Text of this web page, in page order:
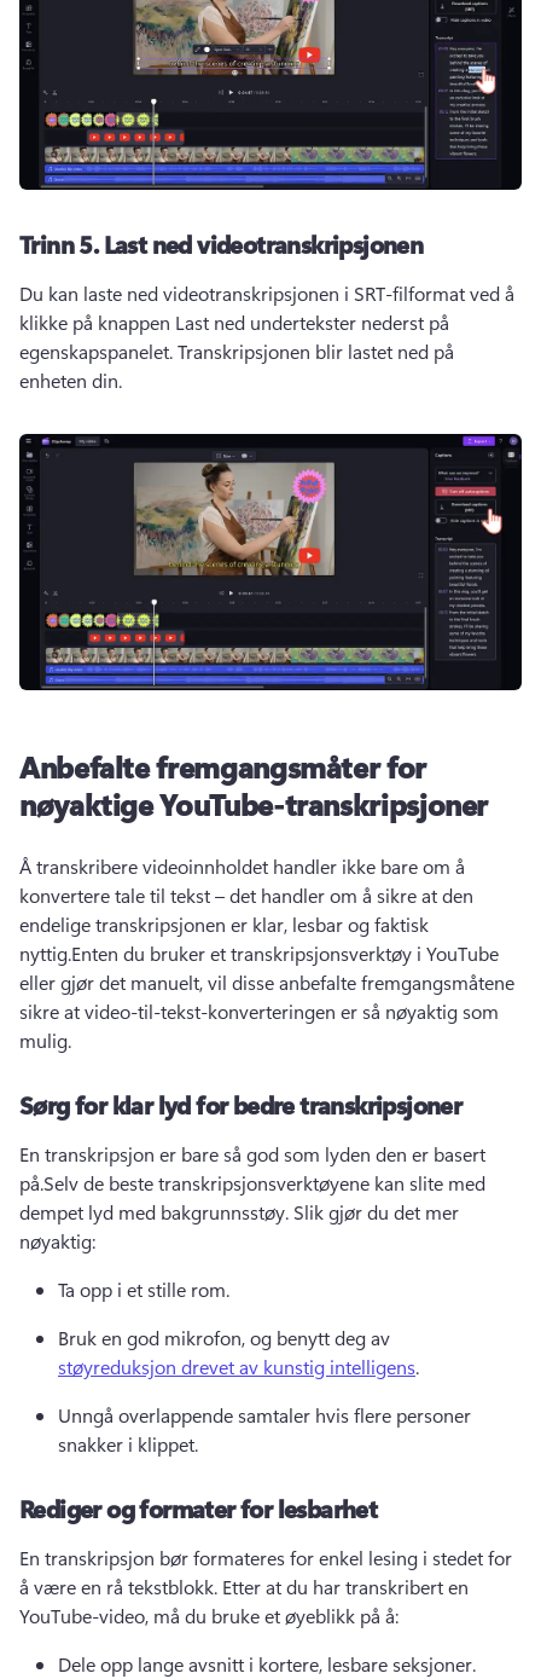
Trinn 5.Last ned videotranskripsjonen
Du kan laste ned videotranskripsjonen i SRT-filformat ved å
klikke på knappen Last ned undertekster nederst på
egenskapspanelet. Transkripsjonen blir lastet ned på
enheten din.
Anbefalte fremgangsmåter for
nøyaktige YouTube-transkripsjoner
Å transkribere videoinnholdet handler ikke bare om å
konvertere tale til tekst – det handler om å sikre at den
endelige transkripsjonen er klar, lesbar og faktisk
nyttig.Enten du bruker et transkripsjonsverktøy i YouTube
eller gjør det manuelt, vil disse anbefalte fremgangsmåtene
sikre at video-til-tekst-konverteringen er så nøyaktig som
mulig.
Sørg for klar lyd for bedre transkripsjoner
En transkripsjon er bare så god som lyden den er basert
på.Selv de beste transkripsjonsverktøyene kan slite med
dempet lyd med bakgrunnsstøy. Slik gjør du det mer
nøyaktig:
Ta opp i et stille rom.
Bruk en god mikrofon, og benytt deg av
støyreduksjon drevet av kunstig intelligens.
Unngå overlappende samtaler hvis flere personer
snakker i klippet.
Rediger og formater for lesbarhet
En transkripsjon bør formateres for enkel lesing i stedet for
å være en rå tekstblokk. Etter at du har transkribert en
YouTube-video, må du bruke et øyeblikk på å:
Dele opp lange avsnitt i kortere, lesbare seksjoner.